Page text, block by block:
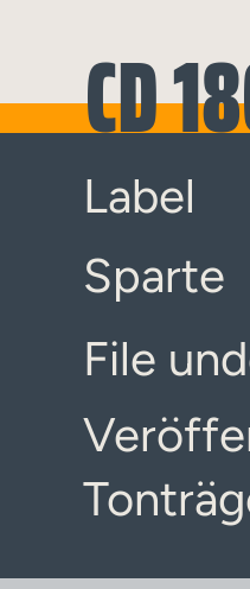
CD
Label
Sparte
File